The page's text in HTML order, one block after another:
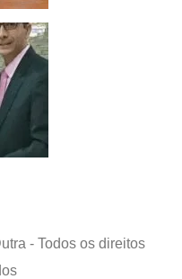
- Todos os direitos